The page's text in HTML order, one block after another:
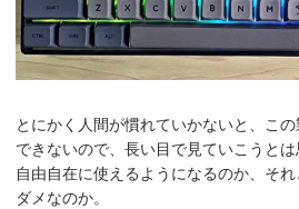
とにかく人間が慣れていかないと、こ
できないので、長い目で見ていこうとは
自由自在に使えるようになるのか、そ
ダメなのか。